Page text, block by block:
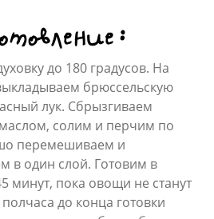
до 180 градусов. На
брюссельскую
лук. Сбрызгиваем
солим и перчим по
перемешиваем и
в один слой. Готовим в
минут, пока овощи не станут
до конца готовки